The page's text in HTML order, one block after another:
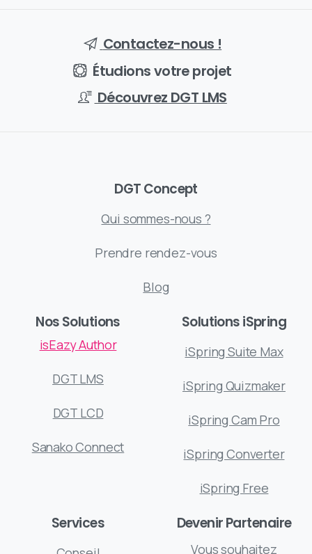
Contactez-nous !
Étudions votre projet
Découvrez DGT LMS
DGT Concept
Qui sommes-nous ?
Prendre rendez-vous
Blog
Nos Solutions
isEazy Author
DGT LMS
DGT LCD
Sanako Connect
Solutions iSpring
iSpring Suite Max
iSpring Quizmaker
iSpring Cam Pro
iSpring Converter
iSpring Free
Services Devenir Partenaire
Vous souhaitez